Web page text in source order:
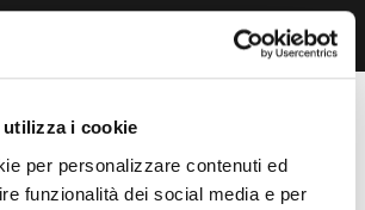
i cookie
per personalizzare contenuti ed
funzionalità dei social media e per